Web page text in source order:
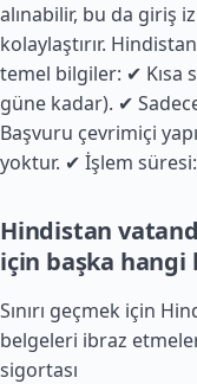
alınabilir, bu da giriş
kolaylaştırır.
temel bilgiler: ✔ Kısa
güne kadar). ✔
Başvuru çevrimiçi
yoktur. ✔ İşlem
Hindistan
için başka hangi
Sınırı geçmek için
belgeleri ibraz
sigortası